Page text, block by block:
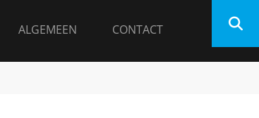
ALGEMEEN CONTACT